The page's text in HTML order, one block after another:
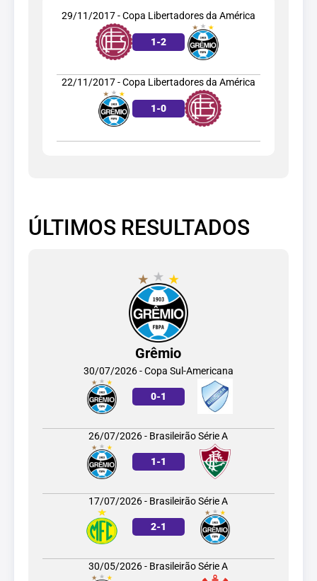
29/11/2017 - Copa Libertadores da América
1-2
22/11/2017 - Copa Libertadores da América
1-0
ÚLTIMOS RESULTADOS
Grêmio
30/07/2026 - Copa Sul-Americana
0-1
26/07/2026 - Brasileirão Série A
1-1
17/07/2026 - Brasileirão Série A
2-1
30/05/2026 - Brasileirão Série A